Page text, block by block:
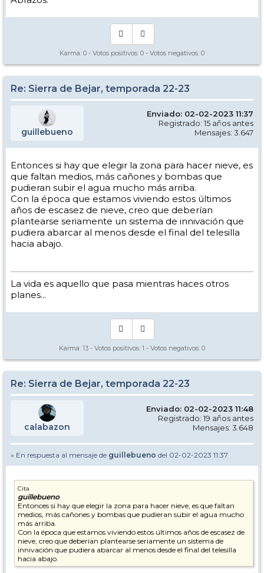
Karma: 0 - Votos positivos: 0 - Votos negativos: 0
Re: Sierra de Bejar, temporada 22-23
guillebueno
Enviado: 02-02-2023 11:37
Registrado: 15 años antes
Mensajes: 3.647
Entonces si hay que elegir la zona para hacer nieve, es
que faltan medios, más cañones y bombas que
pudieran subir el agua mucho más arriba.
Con la época que estamos viviendo estos últimos
años de escasez de nieve, creo que deberían
plantearse seriamente un sistema de innivación que
pudiera abarcar al menos desde el final del telesilla
hacia abajo.
La vida es aquello que pasa mientras haces otros
planes...
Karma: 13 - Votos positivos: 1 - Votos negativos: 0
Re: Sierra de Bejar, temporada 22-23
calabazon
Enviado: 02-02-2023 11:48
Registrado: 19 años antes
Mensajes: 3.648
» En respuesta al mensaje de guillebueno del 02-02-2023 11:37
Cita
guillebueno
Entonces si hay que elegir la zona para hacer nieve, es que faltan
medios, más cañones y bombas que pudieran subir el agua mucho
más arriba.
Con la época que estamos viviendo estos últimos años de escasez de
nieve, creo que deberían plantearse seriamente un sistema de
innivación que pudiera abarcar al menos desde el final del telesilla
hacia abajo.